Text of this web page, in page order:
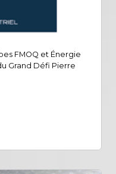
FMOQ et Énergie
Grand Défi Pierre